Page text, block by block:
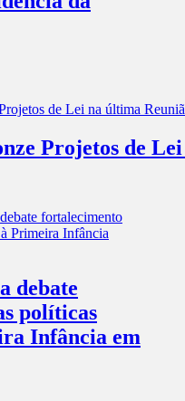
Projetos de
debate
políticas
Infância em